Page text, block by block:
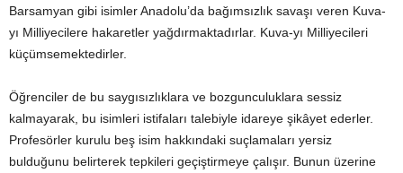
Barsamyan gibi isimler Anadolu’da bağımsızlık savaşı veren Kuva-
yı Milliyecilere hakaretler yağdırmaktadırlar. Kuva-yı Milliyecileri
küçümsemektedirler.
Öğrenciler de bu saygısızlıklara ve bozgunculuklara sessiz
kalmayarak, bu isimleri istifaları talebiyle idareye şikâyet ederler.
Profesörler kurulu beş isim hakkındaki suçlamaları yersiz
bulduğunu belirterek tepkileri geçiştirmeye çalışır. Bunun üzerine